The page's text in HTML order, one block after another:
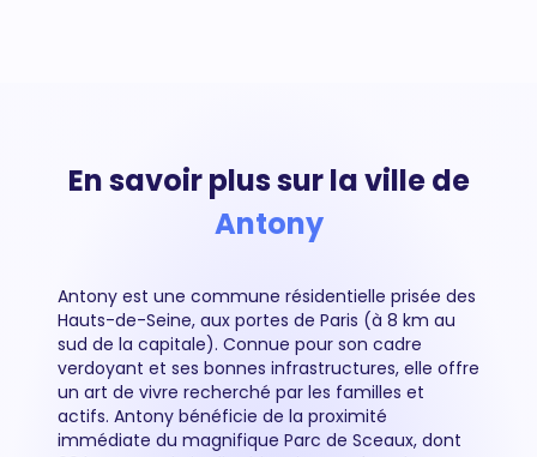
En savoir plus sur la ville de
Antony
Antony est une commune résidentielle prisée des
Hauts-de-Seine, aux portes de Paris (à 8 km au
sud de la capitale). Connue pour son cadre
verdoyant et ses bonnes infrastructures, elle offre
un art de vivre recherché par les familles et
actifs. Antony bénéficie de la proximité
immédiate du magnifique Parc de Sceaux, dont